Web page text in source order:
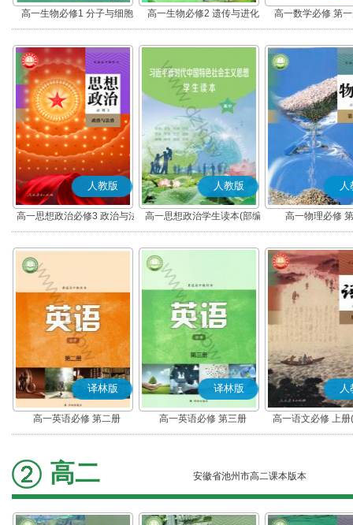
高一生物必修1 分子与细胞 高一生物必修2 遗传与进化 高一数学必修 第
人教版
高一思想政治必修3 政治与法
治(部编版)
人教版
高一思想政治学生读本(部编
版)
人
高一物理必修
译林版
高一英语必修 第二册
译林版
高一英语必修 第三册
人
高一语文必修 上
高二 安徽省池州市高二课本版本